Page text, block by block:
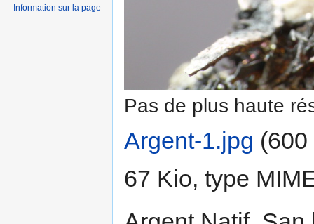
Pas de plus haute
Argent-1.jpg
67 Kio, type
Information sur la page